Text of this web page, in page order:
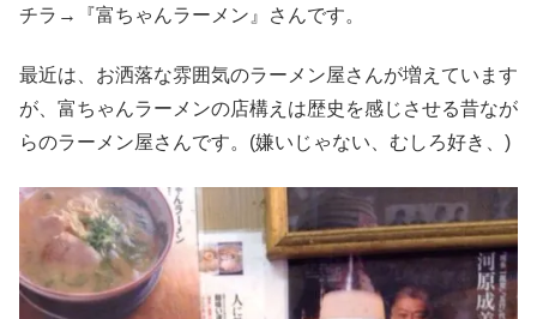
チラ→『富ちゃんラーメン』さんです。
最近は、お洒落な雰囲気のラーメン屋さんが増えています
が、富ちゃんラーメンの店構えは歴史を感じさせる昔なが
らのラーメン屋さんです。(嫌いじゃない、むしろ好き、)